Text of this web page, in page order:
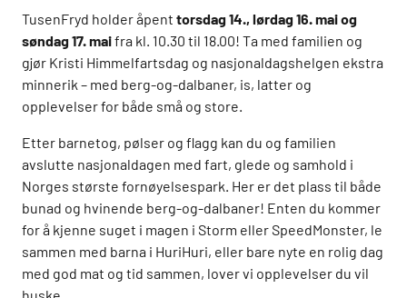
TusenFryd holder åpent torsdag 14., lørdag 16. mai og
søndag 17. maifra kl. 10.30 til 18.00! Ta med familien og
gjør Kristi Himmelfartsdag og nasjonaldagshelgen ekstra
minnerik – med berg-og-dalbaner, is, latter og
opplevelser for både små og store.
Etter barnetog, pølser og flagg kan du og familien
avslutte nasjonaldagen med fart, glede og samhold i
Norges største fornøyelsespark. Her er det plass til både
bunad og hvinende berg-og-dalbaner! Enten du kommer
for å kjenne suget i magen i Storm eller SpeedMonster, le
sammen med barna i HuriHuri, eller bare nyte en rolig dag
med god mat og tid sammen, lover vi opplevelser du vil